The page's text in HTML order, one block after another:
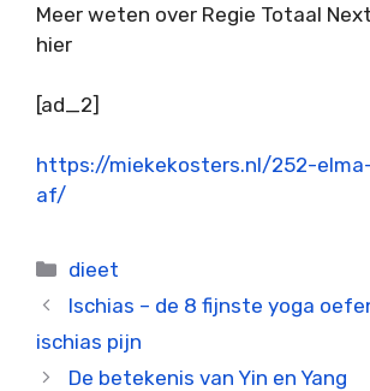
Meer weten over Regie Totaal
hier
[ad_2]
https://miekekosters.nl/252-
af/
Categorieën
dieet
Ischias – de 8 fijnste yoga
ischias pijn
De betekenis van Yin en Yang